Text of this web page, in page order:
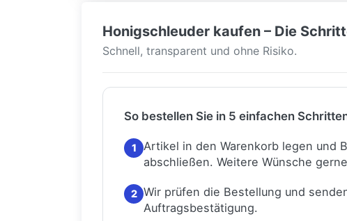
Honigschleuder kaufen – Die
Schnell, transparent und ohne Risiko.
So bestellen Sie in 5 einfachen
1
Artikel in den Warenkorb legen und
abschließen. Weitere Wünsche
2 Wir prüfen die Bestellung und
Auftragsbestätigung.